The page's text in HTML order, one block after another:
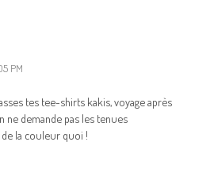
PM
tes tee-shirts kakis, voyage après
ne demande pas les tenues
la couleur quoi !